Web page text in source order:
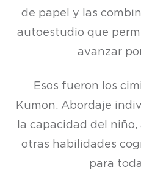
de papel y las
autoestudio que
avanzar
Esos fueron los
Kumon. Abordaje
la capacidad del
otras habilidades
para